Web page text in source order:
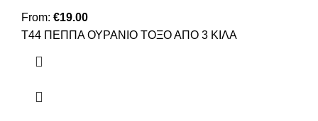
From: €19.00
Τ44 ΠΕΠΠΑ ΟΥΡΑΝΙΟ ΤΟΞΟ ΑΠΟ 3 ΚΙΛΑ